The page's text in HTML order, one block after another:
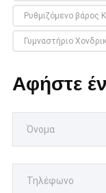
Ρυθμιζόμενο βάρος
Γυμναστήριο
Αφήστε